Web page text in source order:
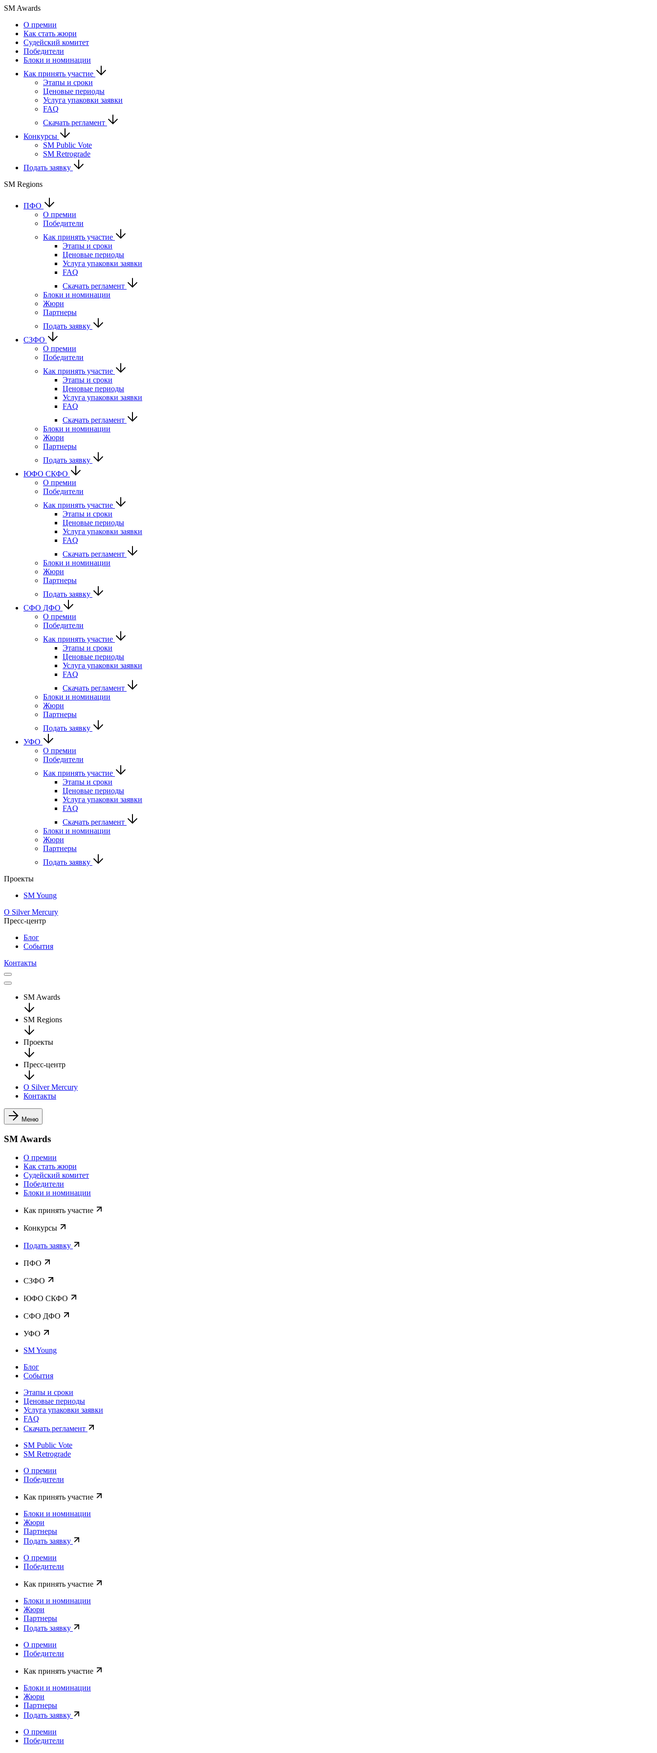
SM Awards
О премии
Как стать жюри
Судейский комитет
Победители
Блоки и номинации
Как принять участие
Этапы и сроки
Ценовые периоды
Услуга упаковки заявки
FAQ
Скачать регламент
Конкурсы
SM Public Vote
SM Retrograde
Подать заявку
SM Regions
ПФО
О премии
Победители
Как принять участие
Этапы и сроки
Ценовые периоды
Услуга упаковки заявки
FAQ
Скачать регламент
Блоки и номинации
Жюри
Партнеры
Подать заявку
СЗФО
О премии
Победители
Как принять участие
Этапы и сроки
Ценовые периоды
Услуга упаковки заявки
FAQ
Скачать регламент
Блоки и номинации
Жюри
Партнеры
Подать заявку
ЮФО СКФО
О премии
Победители
Как принять участие
Этапы и сроки
Ценовые периоды
Услуга упаковки заявки
FAQ
Скачать регламент
Блоки и номинации
Жюри
Партнеры
Подать заявку
CФО ДФО
О премии
Победители
Как принять участие
Этапы и сроки
Ценовые периоды
Услуга упаковки заявки
FAQ
Скачать регламент
Блоки и номинации
Жюри
Партнеры
Подать заявку
УФО
О премии
Победители
Как принять участие
Этапы и сроки
Ценовые периоды
Услуга упаковки заявки
FAQ
Скачать регламент
Блоки и номинации
Жюри
Партнеры
Подать заявку
Проекты
SM Young
О Silver Mercury
Пресс-центр
Блог
События
Контакты
SM Awards
SM Regions
Проекты
Пресс-центр
О Silver Mercury
Контакты
Меню
SM Awards
О премии
Как стать жюри
Судейский комитет
Победители
Блоки и номинации
Как принять участие
Конкурсы
Подать заявку
ПФО
СЗФО
ЮФО СКФО
CФО ДФО
УФО
SM Young
Блог
События
Этапы и сроки
Ценовые периоды
Услуга упаковки заявки
FAQ
Скачать регламент
SM Public Vote
SM Retrograde
О премии
Победители
Как принять участие
Блоки и номинации
Жюри
Партнеры
Подать заявку
О премии
Победители
Как принять участие
Блоки и номинации
Жюри
Партнеры
Подать заявку
О премии
Победители
Как принять участие
Блоки и номинации
Жюри
Партнеры
Подать заявку
О премии
Победители